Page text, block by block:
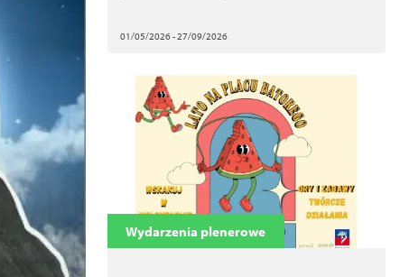
01/05/2026 - 27/09/2026
Wydarzenia plenerowe